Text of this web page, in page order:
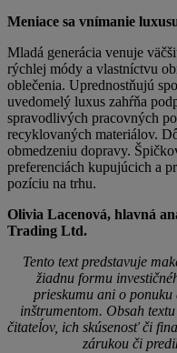
Meniace sa vnímanie
Mladá generácia venuje
rýchlej módy a vlastníctvu
oblečenia. Uprednostňujú
uvedomelý luxus zahŕňa
spravodlivých pracovných
recyklovaných materiálov.
obmedzeniu dopravy.
preferenciách kupujúcich a
pozíciu na trhu.
Olivia Lacenová, hlavná
Trading Ltd.
Tento text predstavuje
žiadnu formu
prieskumu ani o
inštrumentom. Obsah
čitateĺov, ich skúsenosť či
zárukou či